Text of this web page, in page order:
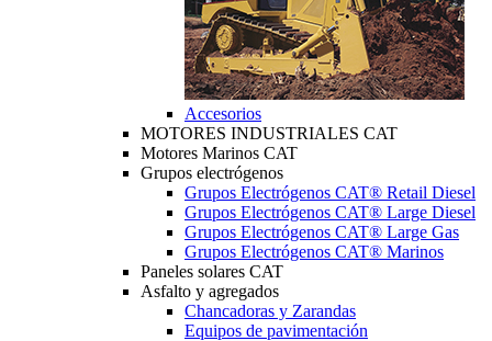
Accesorios
MOTORES INDUSTRIALES CAT
Motores Marinos CAT
Grupos electrógenos
Grupos Electrógenos CAT® Retail Diesel
Grupos Electrógenos CAT® Large Diesel
Grupos Electrógenos CAT® Large Gas
Grupos Electrógenos CAT® Marinos
Paneles solares CAT
Asfalto y agregados
Chancadoras y Zarandas
Equipos de pavimentación